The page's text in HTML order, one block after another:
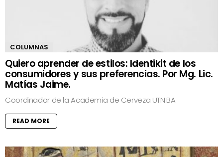
COLUMNAS
Quiero aprender de estilos: Identikit de los
consumidores y sus preferencias. Por Mg. Lic.
Matías Jaime.
Coordinador de la Academia de Cerveza UTN.BA
READ MORE